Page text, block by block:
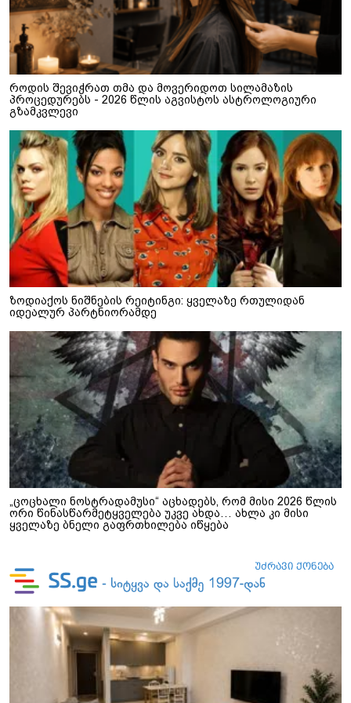
როდის შევიჭრათ თმა და მოვერიდოთ სილამაზის
პროცედურებს - 2026 წლის აგვისტოს ასტროლოგიური
გზამკვლევი
ზოდიაქოს ნიშნების რეიტინგი: ყველაზე რთულიდან
იდეალურ პარტნიორამდე
„ცოცხალი ნოსტრადამუსი“ აცხადებს, რომ მისი 2026 წლის
ორი წინასწარმეტყველება უკვე ახდა… ახლა კი მისი
ყველაზე ბნელი გაფრთხილება იწყება